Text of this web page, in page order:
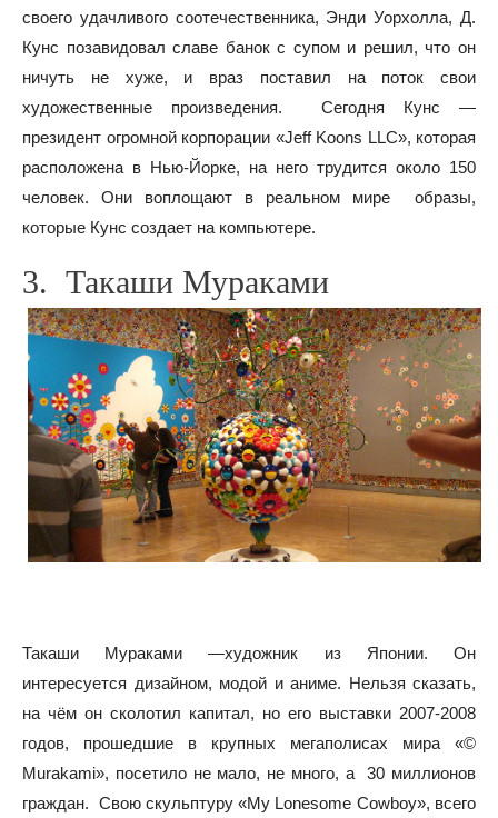
своего удачливого соотечественника, Энди Уорхолла, Д.
Кунс позавидовал славе банок с супом и решил, что он
ничуть не хуже, и враз поставил на поток свои
художественные произведения. Сегодня Кунс —
президент огромной корпорации «Jeff Koons LLC», которая
расположена в Нью-Йорке, на него трудится около 150
человек. Они воплощают в реальном мире образы,
которые Кунс создает на компьютере.
3. Такаши Мураками
Такаши Мураками —художник из Японии. Он
интересуется дизайном, модой и аниме. Нельзя сказать,
на чём он сколотил капитал, но его выставки 2007-2008
годов, прошедшие в крупных мегаполисах мира «©
Murakami», посетило не мало, не много, а 30 миллионов
граждан. Свою скульптуру «My Lonesome Cowboy», всего